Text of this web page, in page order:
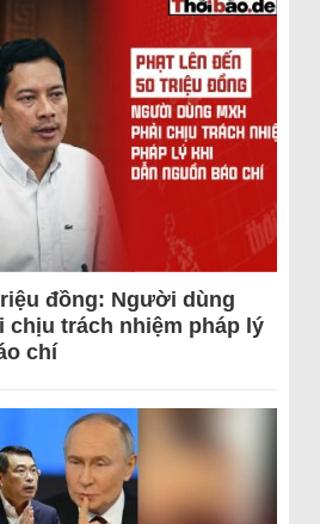
đồng: Người dùng
chịu trách nhiệm pháp lý
chí